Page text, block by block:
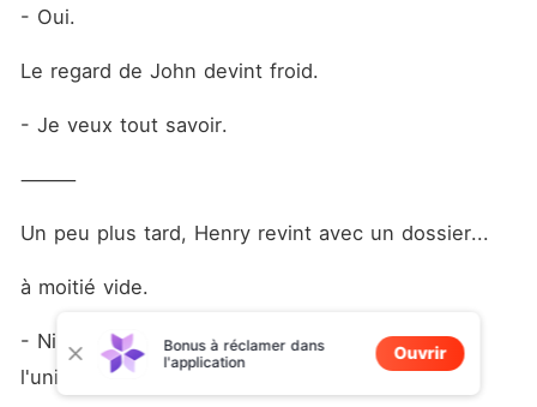
- Oui.
Le regard de John devint froid.
- Je veux tout savoir.
⸻
Un peu plus tard, Henry revint avec un dossier...
à moitié vide.
- Nina, 20 ans. Étudiante en psychologie à
l'université de LC City.
Bonus à réclamer dans
l'application
Ouvrir